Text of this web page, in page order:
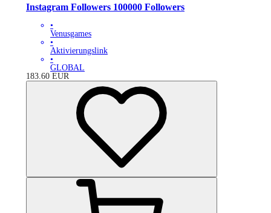
Instagram Followers 100000 Followers
•
Venusgames
•
Aktivierungslink
•
GLOBAL
183.60 EUR